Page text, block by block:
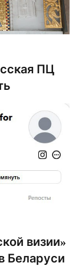
ПЦ
визии»
Беларуси